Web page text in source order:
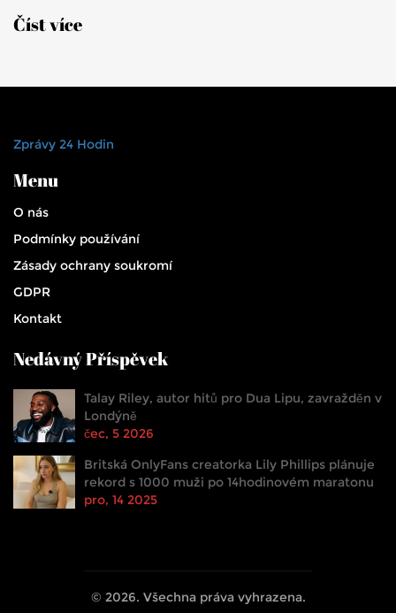
Číst více
Zprávy 24 Hodin
Menu
O nás
Podmínky používání
Zásady ochrany soukromí
GDPR
Kontakt
Nedávný Příspěvek
Talay Riley, autor hitů pro Dua Lipu, zavražděn v
Londýně
čec, 5 2026
Britská OnlyFans creatorka Lily Phillips plánuje
rekord s 1000 muži po 14hodinovém maratonu
pro, 14 2025
© 2026. Všechna práva vyhrazena.